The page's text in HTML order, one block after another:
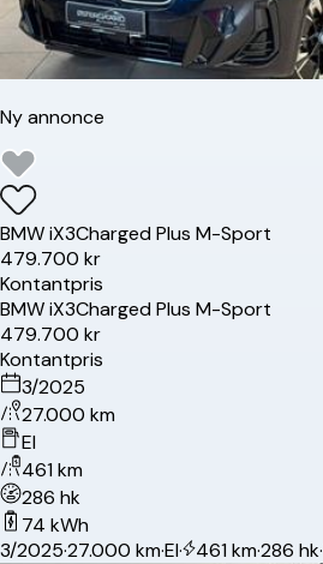
Ny annonce
BMWiX3Charged Plus M-Sport
479.700 kr
Kontantpris
BMWiX3Charged Plus M-Sport
479.700 kr
Kontantpris
3/2025
27.000 km
El
461 km
286 hk
74 kWh
3/2025·27.000 km·El· 461 km·286 hk·